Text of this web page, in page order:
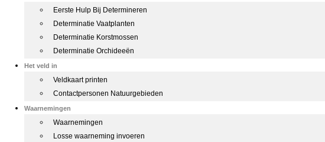
Eerste Hulp Bij Determineren
Determinatie Vaatplanten
Determinatie Korstmossen
Determinatie Orchideeën
Het veld in
Veldkaart printen
Contactpersonen Natuurgebieden
Waarnemingen
Waarnemingen
Losse waarneming invoeren